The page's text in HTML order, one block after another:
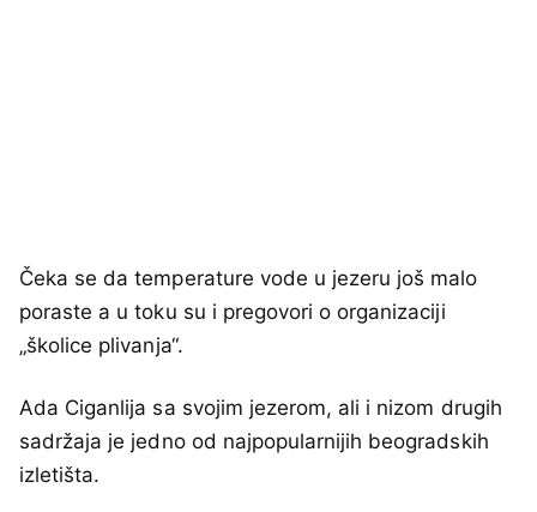
Čeka se da temperature vode u jezeru još malo
poraste a u toku su i pregovori o organizaciji
„školice plivanja“.
Ada Ciganlija sa svojim jezerom, ali i nizom drugih
sadržaja je jedno od najpopularnijih beogradskih
izletišta.